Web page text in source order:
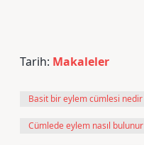
Tarih: Makaleler
Basit bir eylem cümlesi nedir
Cümlede eylem nasıl bulunur